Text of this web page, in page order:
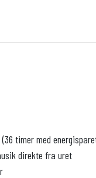
timer med
direkte fra uret